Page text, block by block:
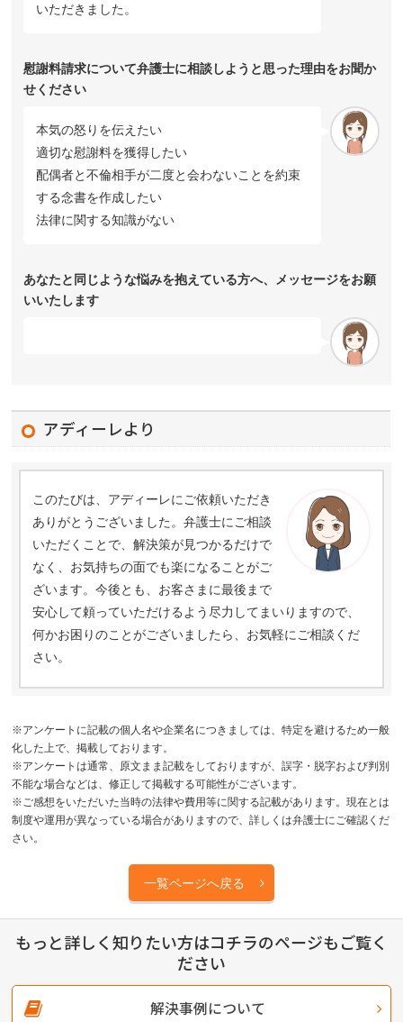
いただきました。
慰謝料請求について弁護士に相談しようと思った理由をお聞か
せください
本気の怒りを伝えたい
適切な慰謝料を獲得したい
配偶者と不倫相手が二度と会わないことを約束
する念書を作成したい
法律に関する知識がない
あなたと同じような悩みを抱えている方へ、メッセージをお願
いいたします
アディーレより
このたびは、アディーレにご依頼いただき
ありがとうございました。弁護士にご相談
いただくことで、解決策が見つかるだけで
なく、お気持ちの面でも楽になることがご
ざいます。今後とも、お客さまに最後まで
安心して頼っていただけるよう尽力してまいりますので、
何かお困りのことがございましたら、お気軽にご相談くだ
さい。
※アンケートに記載の個人名や企業名につきましては、特定を避けるため一般
化した上で、掲載しております。
※アンケートは通常、原文まま記載をしておりますが、誤字・脱字および判別
不能な場合などは、修正して掲載する可能性がございます。
※ご感想をいただいた当時の法律や費用等に関する記載があります。現在とは
制度や運用が異なっている場合がありますので、詳しくは弁護士にご確認くだ
さい。
一覧ページへ戻る
もっと詳しく知りたい方はコチラのページもご覧く
ださい
解決事例について